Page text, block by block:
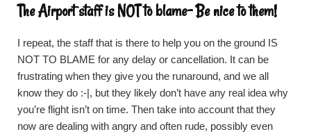
The Airport staff is NOT to blame- Be nice to them!
I repeat, the staff that is there to help you on the ground IS
NOT TO BLAME for any delay or cancellation. It can be
frustrating when they give you the runaround, and we all
know they do :-|, but they likely don’t have any real idea why
you’re flight isn’t on time. Then take into account that they
now are dealing with angry and often rude, possibly even